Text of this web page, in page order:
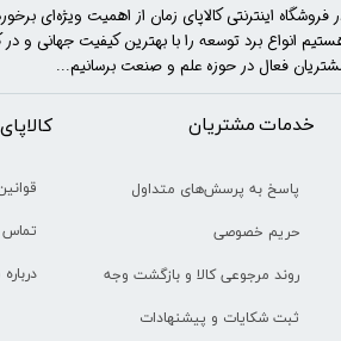
★★★ خدمات مشتریان
پاسخ به پرسش‌های متداول
حریم خصوصی
روند مرجوعی کالا و بازگشت وجه
ثبت شکایات و پیشنهادات
​​کالاپای
تماس
درباره
فروشگاه اینترنتی کالاپای زمان از اهمیت ویژه‌ای
انواع برد توسعه را با​​​ بهترین کیفیت جهانی و
فعال در حوزه علم و صنعت برسانیم...